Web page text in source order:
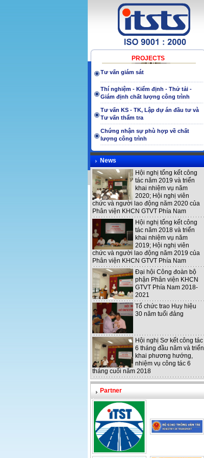
PROJECTS
Tư vấn giám sát
Thí nghiệm - Kiểm định - Thử tải -
Giám định chất lượng công trình
Tư vấn KS - TK, Lập dự án đầu tư và
Tư vấn thẩm tra
Chứng nhận sự phù hợp về chất
lượng công trình
News
Hội nghị tổng kết công
tác năm 2019 và triển
khai nhiệm vụ năm
2020; Hội nghị viên
chức và người lao động năm 2020 của
Phân viện KHCN GTVT Phía Nam
Hội nghị tổng kết công
tác năm 2018 và triển
khai nhiệm vụ năm
2019; Hội nghị viên
chức và người lao động năm 2019 của
Phân viện KHCN GTVT Phía Nam
Đại hội Công đoàn bộ
phận Phân viện KHCN
GTVT Phía Nam 2018-
2021
Tổ chức trao Huy hiệu
30 năm tuổi đảng
Hội nghị Sơ kết công tác
6 tháng đầu năm và triển
khai phương hướng,
nhiệm vụ công tác 6
tháng cuối năm 2018
Partner